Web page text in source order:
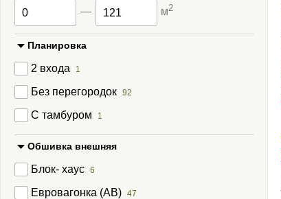
— м2
Планировка
2 входа 1
Без перегородок 92
С тамбуром 1
Обшивка внешняя
Блок- хаус 6
Евровагонка (АВ) 47